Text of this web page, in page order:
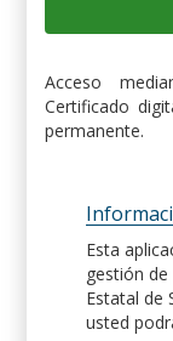
Acceso
Certificado
permanente.
Esta
gestión
Estatal de
usted